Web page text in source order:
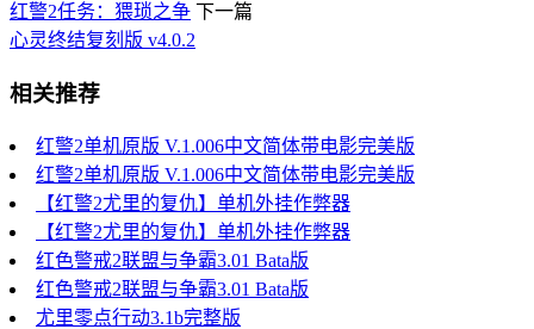
红警2任务：猥琐之争 下一篇
心灵终结复刻版 v4.0.2
相关推荐
红警2单机原版 V.1.006中文简体带电影完美版
红警2单机原版 V.1.006中文简体带电影完美版
【红警2尤里的复仇】单机外挂作弊器
【红警2尤里的复仇】单机外挂作弊器
红色警戒2联盟与争霸3.01 Bata版
红色警戒2联盟与争霸3.01 Bata版
尤里零点行动3.1b完整版